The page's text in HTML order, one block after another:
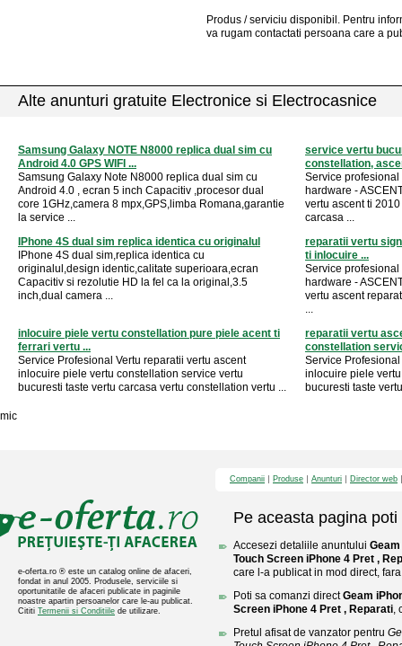
Produs / serviciu disponibil . Pentru
va rugam contactati persoana care a
Alte anunturi gratuite Electronice si Electrocasnice
Samsung Galaxy NOTE N8000 replica dual sim cu
Android 4.0 GPS WIFI ...
Samsung Galaxy Note N8000 replica dual sim cu
Android 4.0 , ecran 5 inch Capacitiv ,procesor dual
core 1GHz,camera 8 mpx,GPS,limba Romana,garantie
la service ...
service vertu
constellation,
Service
hardware -
vertu ascent ti
carcasa ...
IPhone 4S dual sim replica identica cu originalul
IPhone 4S dual sim,replica identica cu
originalul,design identic,calitate superioara,ecran
Capacitiv si rezolutie HD la fel ca la original,3.5
inch,dual camera ...
reparatii vertu
ti inlocuire ...
Service
hardware -
vertu ascent
...
inlocuire piele vertu constellation pure piele acent ti
ferrari vertu ...
Service Profesional Vertu reparatii vertu ascent
inlocuire piele vertu constellation service vertu
bucuresti taste vertu carcasa vertu constellation vertu ...
reparatii vertu
constellation
Service
inlocuire piele
bucuresti taste
mic
e-oferta.ro ® este un catalog online de afaceri,
fondat in anul 2005. Produsele, serviciile si
oportunitatile de afaceri publicate in paginile
noastre apartin persoanelor care le-au publicat.
Cititi Termenii si Conditiile de utilizare.
Companii Produse Anunturi Director web
Pe aceasta pagina poti
Accesezi detaliile anuntului
Touch Screen iPhone 4 Pret ,
care l-a publicat in mod direct,
Poti sa comanzi directGeam
Screen iPhone 4 Pret , Reparati,
Pretul afisat de vanzator pentru